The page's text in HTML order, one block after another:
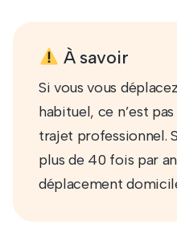
À savoir
Si vous vous
habituel, ce n’est
trajet professionnel.
plus de 40 fois par
déplacement